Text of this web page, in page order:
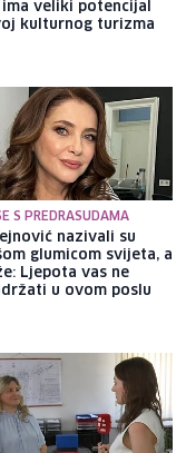
veliki potencijal
kulturnog turizma
S PREDRASUDAMA
nazivali su
glumicom svijeta, a
Ljepota vas ne
u ovom poslu